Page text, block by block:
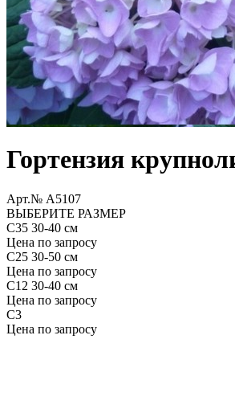
Гортензия
Арт.№ A5107
ВЫБЕРИТЕ РАЗМЕР
С35 30-40 см
Цена по запросу
С25 30-50 см
Цена по запросу
С12 30-40 см
Цена по запросу
С3
Цена по запросу